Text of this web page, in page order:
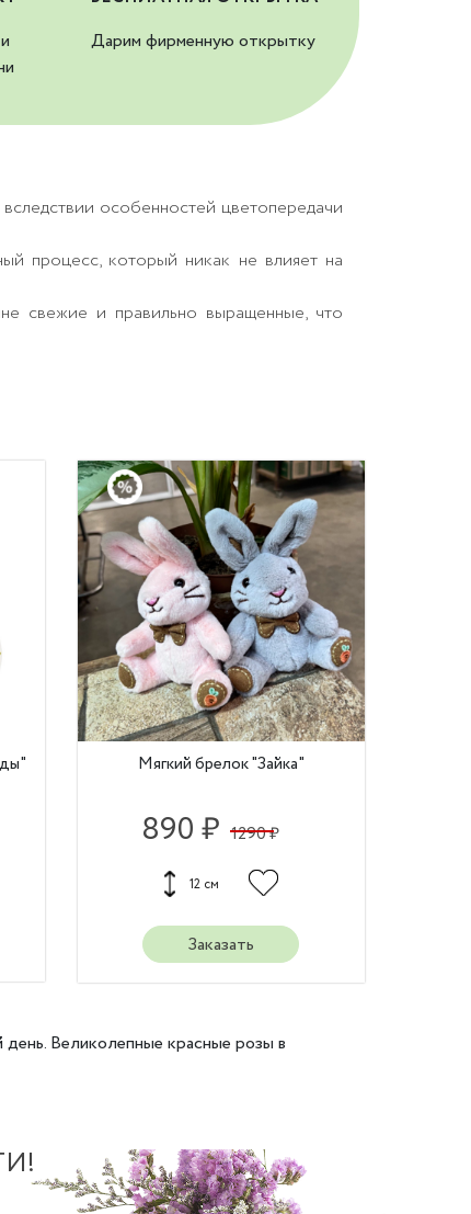
Дарим фирменную открытку
особенностей цветопередачи
процесс, который никак не влияет на
свежие и правильно выращенные, что
Мягкий брелок "Зайка"
890 ₽ 1290 ₽
12 см
Заказать
Великолепные красные розы в